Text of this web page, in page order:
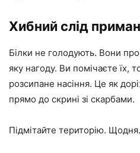
Хибний слід
Білки не голодують. Вони
яку нагоду. Ви помічаєте їх,
розсипане насіння. Це як
прямо до скрині зі скарбами.
Підмітайте територію. Щодня.